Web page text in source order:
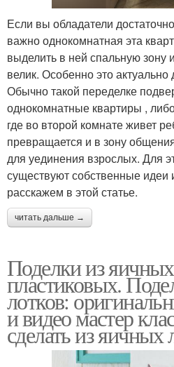
Если вы обладатели
важно однокомнатная эта
выделить в ней спальную зону
велик. Особенно это актуально
Обычно такой переделке
однокомнатные квартиры ,
где во второй комнате живет
превращается и в зону
для уединения взрослых. Для
существуют собственные идеи
расскажем в этой статье.
читать дальше →
Поделки из
пластиковых.
лотков:
и видео мастер
сделать из яичных